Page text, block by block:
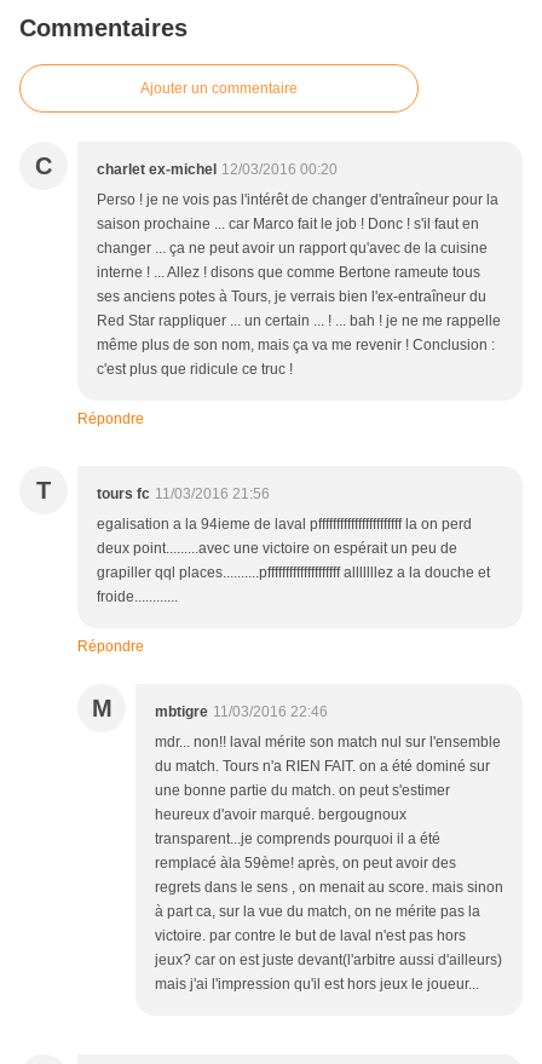
Commentaires
Ajouter un commentaire
C charlet ex-michel 12/03/2016 00:20
Perso ! je ne vois pas l'intérêt de changer d'entraîneur pour la
saison prochaine ... car Marco fait le job ! Donc ! s'il faut en
changer ... ça ne peut avoir un rapport qu'avec de la cuisine
interne ! ... Allez ! disons que comme Bertone rameute tous
ses anciens potes à Tours, je verrais bien l'ex-entraîneur du
Red Star rappliquer ... un certain ... ! ... bah ! je ne me rappelle
même plus de son nom, mais ça va me revenir ! Conclusion :
c'est plus que ridicule ce truc !
Répondre
T tours fc 11/03/2016 21:56
egalisation a la 94ieme de laval pfffffffffffffffffffffff la on perd
deux point.........avec une victoire on espérait un peu de
grapiller qql places..........pffffffffffffffffffff alllllllez a la douche et
froide............
Répondre
M mbtigre 11/03/2016 22:46
mdr... non!! laval mérite son match nul sur l'ensemble
du match. Tours n'a RIEN FAIT. on a été dominé sur
une bonne partie du match. on peut s'estimer
heureux d'avoir marqué. bergougnoux
transparent...je comprends pourquoi il a été
remplacé àla 59ème! après, on peut avoir des
regrets dans le sens , on menait au score. mais sinon
à part ca, sur la vue du match, on ne mérite pas la
victoire. par contre le but de laval n'est pas hors
jeux? car on est juste devant(l'arbitre aussi d'ailleurs)
mais j'ai l'impression qu'il est hors jeux le joueur...